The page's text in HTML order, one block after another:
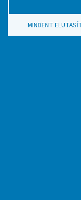
2023. március 30.
Vasbuca-lelet a
MINDENT